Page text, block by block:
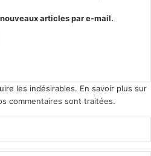
articles par e-mail.
les indésirables. En savoir plus sur
commentaires sont traitées.